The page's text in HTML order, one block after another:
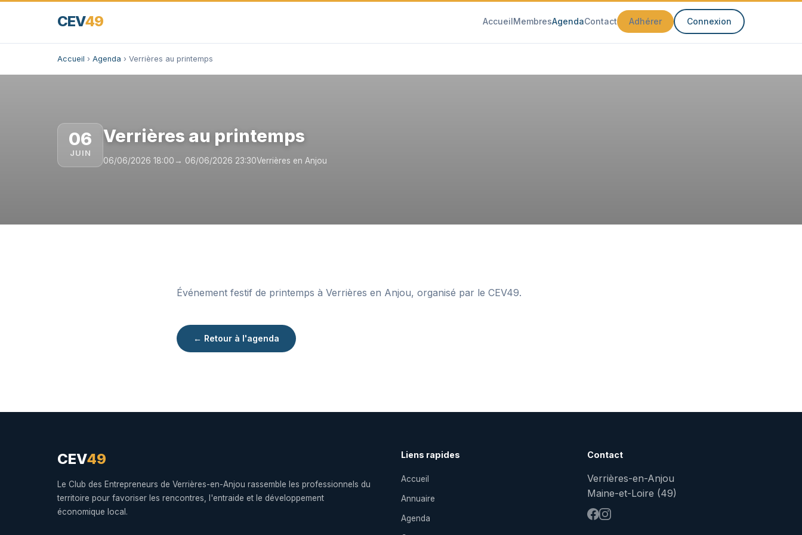
CEV49 AccueilMembresAgendaContact Adhérer Connexion
Accueil › Agenda › Verrières au printemps
06
JUIN
Verrières au printemps
06/06/2026 18:00 → 06/06/2026 23:30Verrières en Anjou
Événement festif de printemps à Verrières en Anjou, organisé par le CEV49.
← Retour à l'agenda
CEV49
Le Club des Entrepreneurs de Verrières-en-Anjou rassemble les professionnels du
territoire pour favoriser les rencontres, l'entraide et le développement
économique local.
Liens rapides
Accueil
Annuaire
Agenda
Contact
Verrières-en-Anjou
Maine-et-Loire (49)